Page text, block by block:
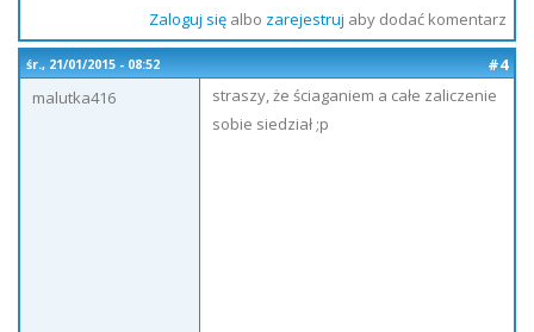
Zaloguj sięalbo zarejestruj aby dodać komentarz
śr., 21/01/2015 - 08:52
#4
malutka416
straszy, że ściaganiem a całe zaliczenie
sobie siedział ;p